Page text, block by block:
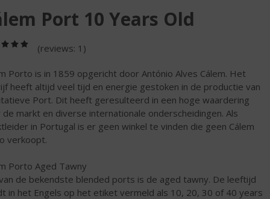
Port 10 Years Old
/
(reviews: 1)
Porto is in 1859 opgericht door António Alves Cálem. Het
heeft altijd veel tijd en energie gestoken in de productie van
Port. Dit heeft geresulteerd in een hoge waardering
de markt en diverse internationale onderscheidingen. Als
in Portugal is er geen winkel te vinden die geen Cálem
verkoopt.
Porto Aged Tawny
de bekendste blended ports is de aged tawny. De leeftijd
in het Engels op het etiket vermeld als 10, 20, 30 of 40 years